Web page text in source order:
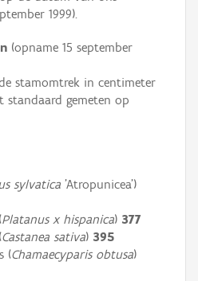
1999).
(opname 15 september
stamomtrek in centimeter
standaard gemeten op
sylvatica'Atropunicea')
Platanus x hispanica) 377
Castanea sativa) 395
(Chamaecyparis obtusa)